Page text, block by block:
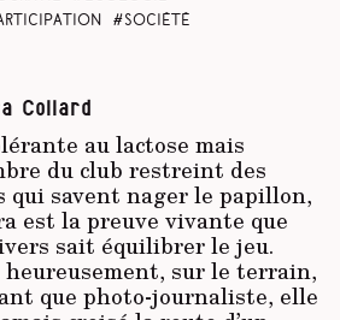
société
Collard
au lactose mais
du club restreint des
qui savent nager le papillon,
est la preuve vivante que
sait équilibrer le jeu.
sur le terrain,
que photo-journaliste, elle